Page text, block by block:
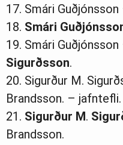
17. Smári
18. Smári
19. Smári Guðjónsson
Sigurðsson.
20. Sigurður M.
Brandsson. – jafntefli.
21. Sigurður M.
Brandsson.